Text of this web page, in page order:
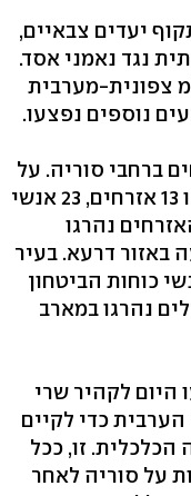
יעדים צבאיים,
נגד נאמני אסד.
על בסיס צבאי כ-320 ק"מ צפונית-מערבית
נוספים נפצעו.
ברחבי סוריה. על
ההרוגים ברחבי סוריה שלשום נמנו 13 אזרחים, 23 אנשי
ו-15 עריקים. 12 מהאזרחים נהרגו
תועה באזור דרעא. בעיר
המדינה, נהרגו 11 אנשי כוחות הביטחון
נהרגו במארב
היום לקהיר שרי
כדי לקיים
זו, ככל
על סוריה לאחר